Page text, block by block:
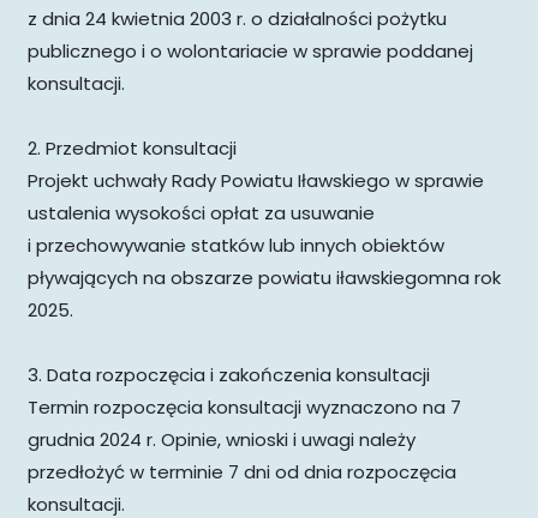
z dnia 24 kwietnia 2003 r. o działalności pożytku
publicznego i o wolontariacie w sprawie poddanej
konsultacji.
2. Przedmiot konsultacji
Projekt uchwały Rady Powiatu Iławskiego w sprawie
ustalenia wysokości opłat za usuwanie
i przechowywanie statków lub innych obiektów
pływających na obszarze powiatu iławskiegomna rok
2025.
3. Data rozpoczęcia i zakończenia konsultacji
Termin rozpoczęcia konsultacji wyznaczono na 7
grudnia 2024 r. Opinie, wnioski i uwagi należy
przedłożyć w terminie 7 dni od dnia rozpoczęcia
konsultacji.